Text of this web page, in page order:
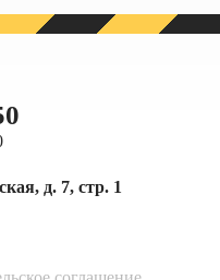
д. 7, стр. 1